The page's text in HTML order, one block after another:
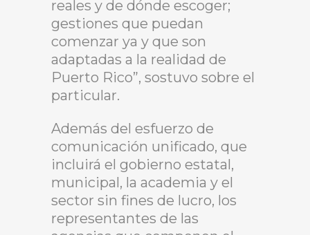
reales y de dónde escoger;
gestiones que puedan
comenzar ya y que son
adaptadas a la realidad de
Puerto Rico”, sostuvo sobre el
particular.
Además del esfuerzo de
comunicación unificado, que
incluirá el gobierno estatal,
municipal, la academia y el
sector sin fines de lucro, los
representantes de las